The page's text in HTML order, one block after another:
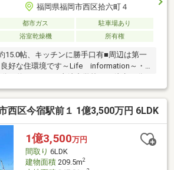
福岡県福岡市西区拾六町４
都市ガス
駐車場あり
浴室乾燥機 所有権
15.0帖、キッチンに勝手口有■周辺は第一
好な住環境です～Life information～・
レブン福岡拾六町5丁目店まで徒歩7分
ーマート福岡拾六町店まで徒歩9分（約
まで徒歩11分（約880ｍ）・拾六町病院ま
）
西区今宿駅前１ 1億3,500万円 6LDK
1億3,500万円
間取り 6LDK
建物面積209.5m2